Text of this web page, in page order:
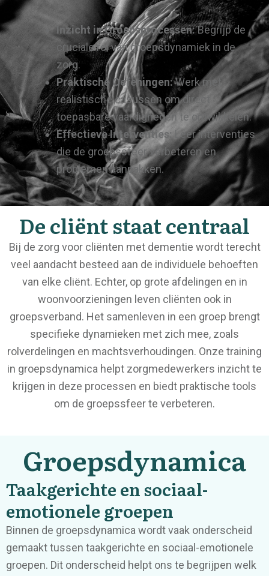
Inzicht in Groepsprocessen:Begrijp de
cruciale rol van groepsdynamiek in de
zorg.
Praktische Oefeningen:Werk met
realistische casussen om direct
toepasbare vaardigheden te ontwikkelen.
Effectieve Interventies:Leer interventies
die de groepssfeer verbeteren en
problemen aanpakken.
De cliënt staat centraal
Bij de zorg voor cliënten met dementie wordt terecht
veel aandacht besteed aan de individuele behoeften
van elke cliënt. Echter, op grote afdelingen en in
woonvoorzieningen leven cliënten ook in
groepsverband. Het samenleven in een groep brengt
specifieke dynamieken met zich mee, zoals
rolverdelingen en machtsverhoudingen. Onze training
in groepsdynamica helpt zorgmedewerkers inzicht te
krijgen in deze processen en biedt praktische tools
om de groepssfeer te verbeteren.
Groepsdynamica
Taakgerichte en sociaal-
emotionele groepen
Binnen de groepsdynamica wordt vaak onderscheid
gemaakt tussen taakgerichte en sociaal-emotionele
groepen. Dit onderscheid helpt ons te begrijpen welk